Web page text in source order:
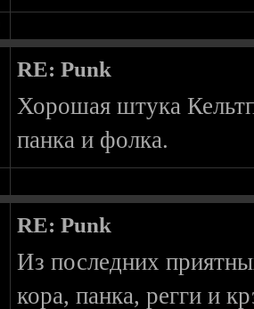
RE: Punk
Хорошая штука
панка и фолка.
RE: Punk
Из последних
кора, панка, регги и